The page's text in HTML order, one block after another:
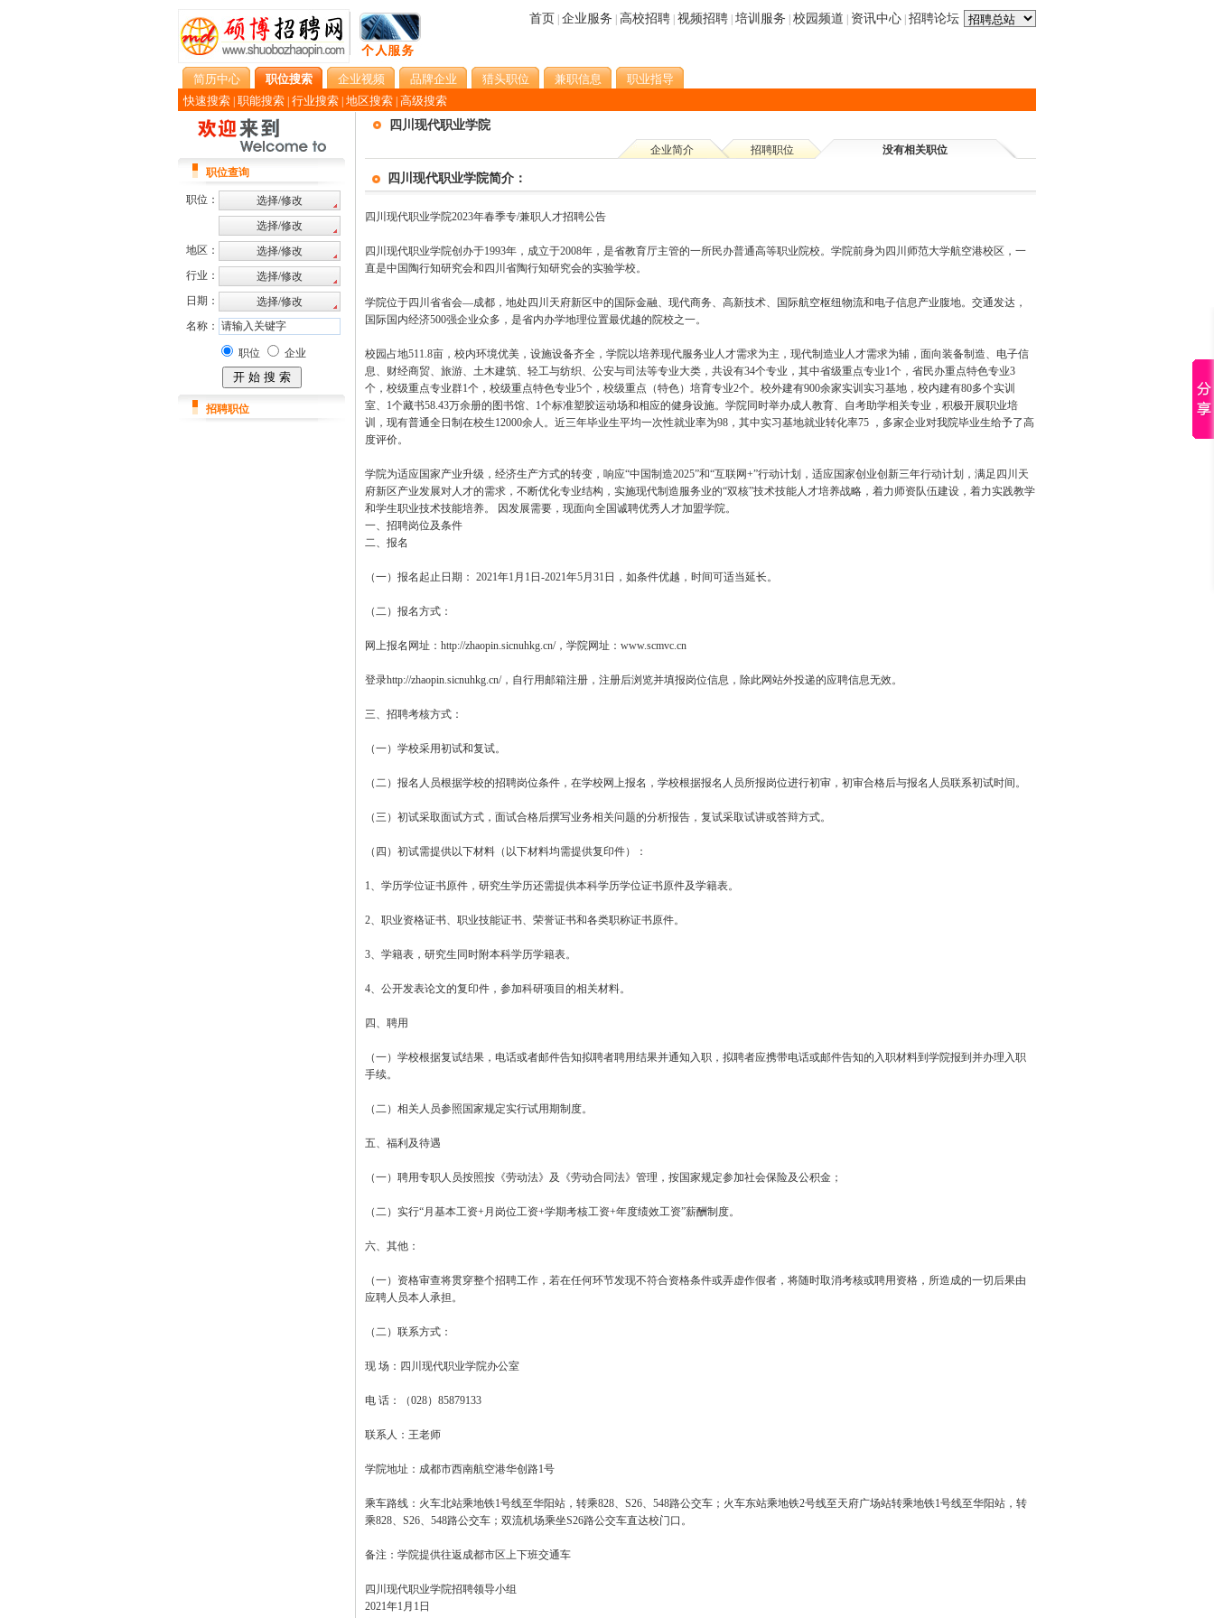
首页 企业服务 高校招聘 视频招聘 培训服务 校园频道 资讯中心 招聘论坛
简历中心 职位搜索 企业视频 品牌企业 猎头职位 兼职信息
职业指导
快速搜索 职能搜索 行业搜索 地区搜索 高级搜索
职位查询
职位：
地区：
行业：
日期：
名称：
职位 企业
招聘职位
四川现代职业学院
企业简介 招聘职位 没有相关职位
四川现代职业学院简介：
四川现代职业学院2023年春季专/兼职人才招聘公告
四川现代职业学院创办于1993年，成立于2008年，是省教育厅主管的一所民办普通高等职业院校。学院前身为四川师范大学航空港校区，一
直是中国陶行知研究会和四川省陶行知研究会的实验学校。
学院位于四川省省会—成都，地处四川天府新区中的国际金融、现代商务、高新技术、国际航空枢纽物流和电子信息产业腹地。交通发达，
国际国内经济500强企业众多，是省内办学地理位置最优越的院校之一。
校园占地511.8亩，校内环境优美，设施设备齐全，学院以培养现代服务业人才需求为主，现代制造业人才需求为辅，面向装备制造、电子信
息、财经商贸、旅游、土木建筑、轻工与纺织、公安与司法等专业大类，共设有34个专业，其中省级重点专业1个，省民办重点特色专业3
个，校级重点专业群1个，校级重点特色专业5个，校级重点（特色）培育专业2个。校外建有900余家实训实习基地，校内建有80多个实训
室、1个藏书58.43万余册的图书馆、1个标准塑胶运动场和相应的健身设施。学院同时举办成人教育、自考助学相关专业，积极开展职业培
训，现有普通全日制在校生12000余人。近三年毕业生平均一次性就业率为98，其中实习基地就业转化率75 ，多家企业对我院毕业生给予了高
度评价。
学院为适应国家产业升级，经济生产方式的转变，响应“中国制造2025”和“互联网+”行动计划，适应国家创业创新三年行动计划，满足四川天
府新区产业发展对人才的需求，不断优化专业结构，实施现代制造服务业的“双核”技术技能人才培养战略，着力师资队伍建设，着力实践教学
和学生职业技术技能培养。 因发展需要，现面向全国诚聘优秀人才加盟学院。
一、招聘岗位及条件
二、报名
（一）报名起止日期： 2021年1月1日-2021年5月31日，如条件优越，时间可适当延长。
（二）报名方式：
网上报名网址：http://zhaopin.sicnuhkg.cn/，学院网址：www.scmvc.cn
登录http://zhaopin.sicnuhkg.cn/，自行用邮箱注册，注册后浏览并填报岗位信息，除此网站外投递的应聘信息无效。
三、招聘考核方式：
（一）学校采用初试和复试。
（二）报名人员根据学校的招聘岗位条件，在学校网上报名，学校根据报名人员所报岗位进行初审，初审合格后与报名人员联系初试时间。
（三）初试采取面试方式，面试合格后撰写业务相关问题的分析报告，复试采取试讲或答辩方式。
（四）初试需提供以下材料（以下材料均需提供复印件）：
1、学历学位证书原件，研究生学历还需提供本科学历学位证书原件及学籍表。
2、职业资格证书、职业技能证书、荣誉证书和各类职称证书原件。
3、学籍表，研究生同时附本科学历学籍表。
4、公开发表论文的复印件，参加科研项目的相关材料。
四、聘用
（一）学校根据复试结果，电话或者邮件告知拟聘者聘用结果并通知入职，拟聘者应携带电话或邮件告知的入职材料到学院报到并办理入职
手续。
（二）相关人员参照国家规定实行试用期制度。
五、福利及待遇
（一）聘用专职人员按照按《劳动法》及《劳动合同法》管理，按国家规定参加社会保险及公积金；
（二）实行“月基本工资+月岗位工资+学期考核工资+年度绩效工资”薪酬制度。
六、其他：
（一）资格审查将贯穿整个招聘工作，若在任何环节发现不符合资格条件或弄虚作假者，将随时取消考核或聘用资格，所造成的一切后果由
应聘人员本人承担。
（二）联系方式：
现 场：四川现代职业学院办公室
电 话：（028）85879133
联系人：王老师
学院地址：成都市西南航空港华创路1号
乘车路线：火车北站乘地铁1号线至华阳站，转乘828、S26、548路公交车；火车东站乘地铁2号线至天府广场站转乘地铁1号线至华阳站，转
乘828、S26、548路公交车；双流机场乘坐S26路公交车直达校门口。
备注：学院提供往返成都市区上下班交通车
四川现代职业学院招聘领导小组
2021年1月1日